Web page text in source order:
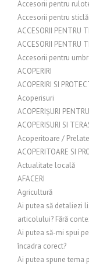
Accesorii pentru
Accesorii pentru sticlă
ACCESORII PENTRU
ACCESORII PENTRU
Accesorii pentru
ACOPERIRI
ACOPERIRI SI
Acoperisuri
ACOPERIȘURI
ACOPERISURI SI
Acoperitoare / Prelate
ACOPERITOARE SI
Actualitate locală
AFACERI
Agricultură
Ai putea să detaliezi
articolului? Fără
Ai putea să-mi spui
încadra corect?
Ai putea spune tema